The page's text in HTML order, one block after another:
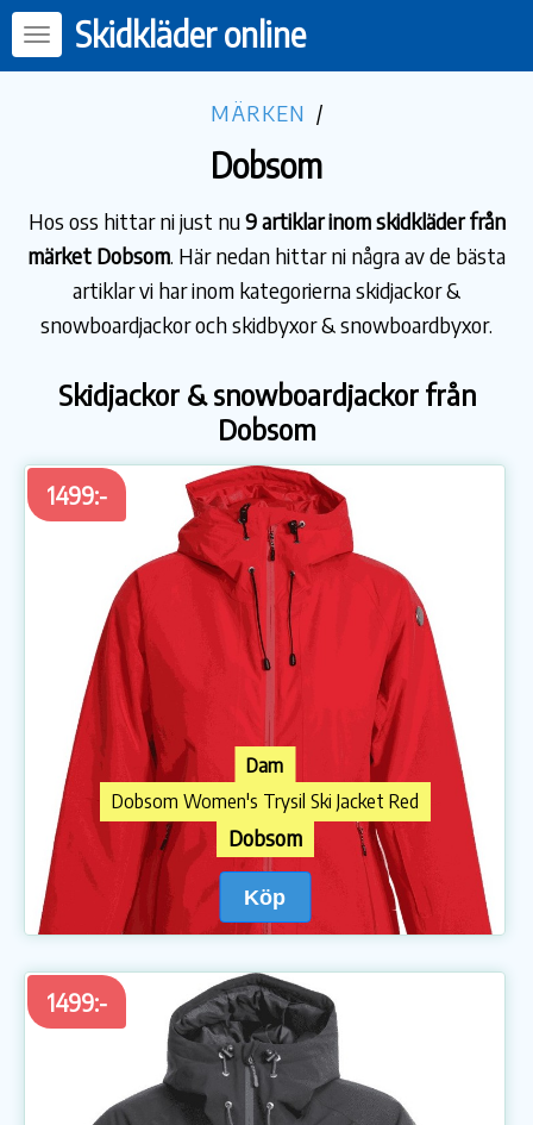
Skidkläder online
MÄRKEN /
Dobsom
Hos oss hittar ni just nu9 artiklar inom skidkläder från
märket Dobsom. Här nedan hittar ni några av de bästa
artiklar vi har inom kategorierna skidjackor &
snowboardjackor och skidbyxor & snowboardbyxor.
Skidjackor & snowboardjackor från
Dobsom
1499:-
Dam
Dobsom Women's Trysil Ski Jacket Red
Dobsom
Köp
1499:-